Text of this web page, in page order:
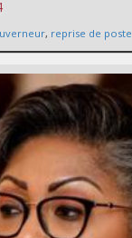
, reprise de poste